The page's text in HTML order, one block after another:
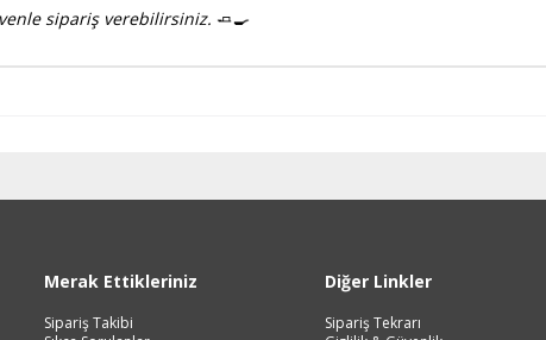
sipariş verebilirsiniz. 🧈🍳
Merak Ettikleriniz
Sipariş Takibi
Diğer Linkler
Sipariş Tekrarı